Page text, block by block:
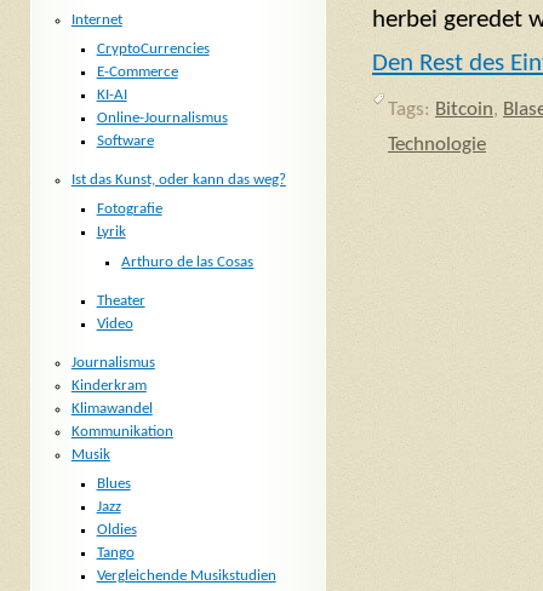
herbei geredet
Den Rest des
Tags: Bitcoin,
Technologie
Internet
CryptoCurrencies
E-Commerce
KI-AI
Online-Journalismus
Software
Ist das Kunst, oder kann das weg?
Fotografie
Lyrik
Arthuro de las Cosas
Theater
Video
Journalismus
Kinderkram
Klimawandel
Kommunikation
Musik
Blues
Jazz
Oldies
Tango
Vergleichende Musikstudien